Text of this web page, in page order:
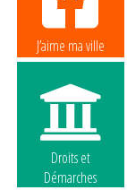
J’aime ma ville
Droits et
Démarches